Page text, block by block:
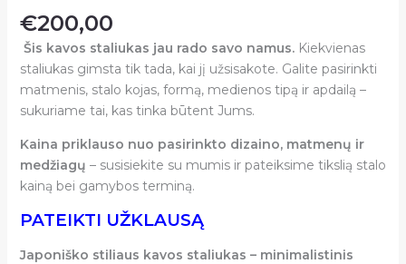
€200,00
Šis kavos staliukas jau rado savo namus.Kiekvienas
staliukas gimsta tik tada, kai jį užsisakote. Galite pasirinkti
matmenis, stalo kojas, formą, medienos tipą ir apdailą –
sukuriame tai, kas tinka būtent Jums.
Kaina priklauso nuo pasirinkto dizaino, matmenų ir
medžiagų – susisiekite su mumis ir pateiksime tikslią stalo
kainą bei gamybos terminą.
PATEIKTI UŽKLAUSĄ
Japoniško stiliaus kavos staliukas – minimalistinis